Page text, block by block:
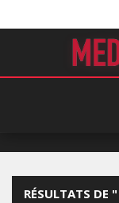
RÉSULTATS DE